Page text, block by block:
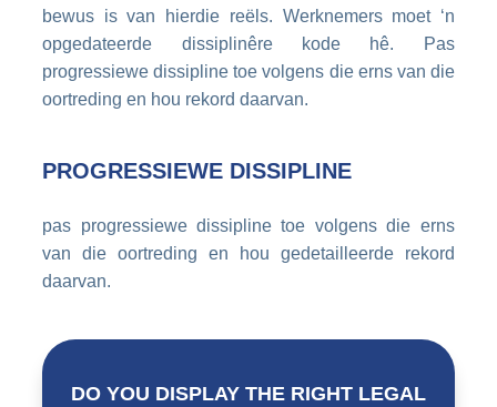
bewus is van hierdie reëls. Werknemers moet ‘n
opgedateerde dissiplinêre kode hê. Pas
progressiewe dissipline toe volgens die erns van die
oortreding en hou rekord daarvan.
PROGRESSIEWE DISSIPLINE
pas progressiewe dissipline toe volgens die erns
van die oortreding en hou gedetailleerde rekord
daarvan.
DO YOU DISPLAY THE RIGHT LEGAL